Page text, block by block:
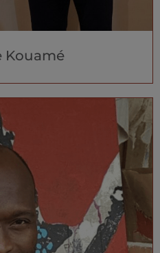
Kouamé